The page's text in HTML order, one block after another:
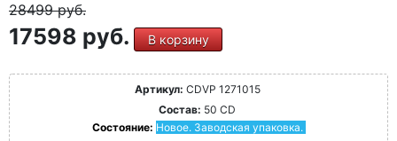
28499руб.
17598 руб. В корзину
Артикул: CDVP 1271015
Состав: 50 CD
Состояние: Новое. Заводская упаковка.